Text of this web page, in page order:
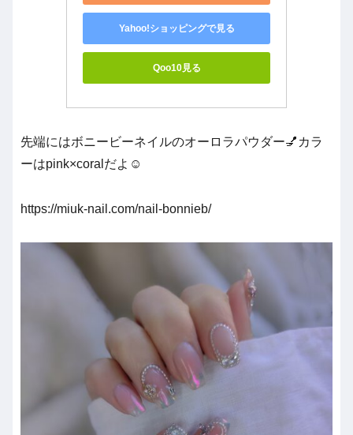
Yahoo!ショッピングで見る
Qoo10見る
先端にはボニービーネイルのオーロラパウダー💅カラ
ーはpink×coralだよ☺️
https://miuk-nail.com/nail-bonnieb/